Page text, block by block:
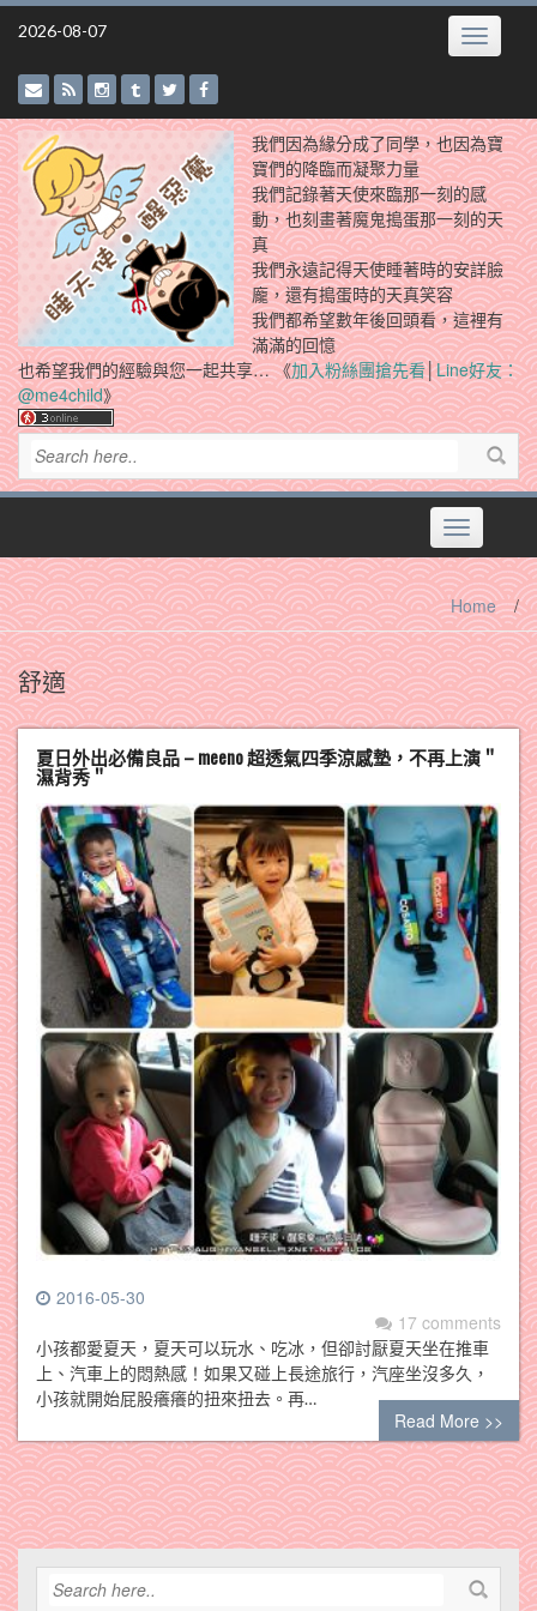
Skip
2026-08-07 Toggle
我們因為緣分成了同學，也因為寶
寶們的降臨而凝聚力量
我們記錄著天使來臨那一刻的感
動，也刻畫著魔鬼搗蛋那一刻的天
真
我們永遠記得天使睡著時的安詳臉
龐，還有搗蛋時的天真笑容
我們都希望數年後回頭看，這裡有
滿滿的回憶
也希望我們的經驗與您一起共享… 《加入粉絲團搶先看│Line好友：
@me4child》
Toggle
navigation
Home /
舒適
夏日外出必備良品 – meeno 超透氣四季涼感墊，不再上演＂
濕背秀＂
2016-05-30
17 comments
小孩都愛夏天，夏天可以玩水、吃冰，但卻討厭夏天坐在推車
上、汽車上的悶熱感！如果又碰上長途旅行，汽座坐沒多久，
小孩就開始屁股癢癢的扭來扭去。再…
Read More >>